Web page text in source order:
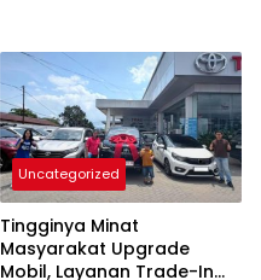
Uncategorized
Tingginya Minat
Masyarakat Upgrade
Mobil, Layanan Trade-In